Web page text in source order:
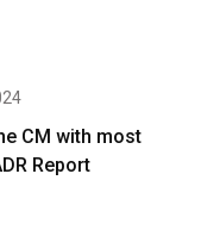
CM with most
Report